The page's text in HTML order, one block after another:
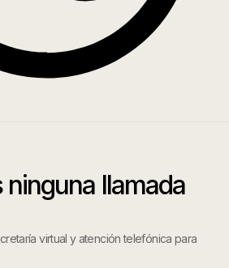
ninguna llamada
virtual y atención telefónica para